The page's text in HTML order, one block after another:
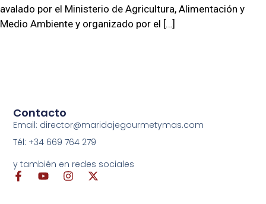
avalado por el Ministerio de Agricultura, Alimentación y
Medio Ambiente y organizado por el […]
Contacto
Email: director@maridajegourmetymas.com
Tél: +34 669 764 279
y también en redes sociales